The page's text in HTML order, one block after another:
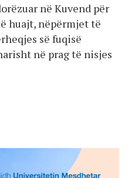
në Kuvend për
huajt, nëpërmjet të
së fuqisë
në prag të nisjes